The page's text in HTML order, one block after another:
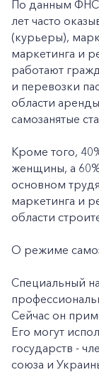
По данным ФНС,
лет часто
(курьеры),
маркетинга и
работают
и перевозки
области
самозанятые
Кроме того,
женщины, а
основном
маркетинга и
области
О режиме
Специальный
Сейчас он
Его могут
государств -
союза и